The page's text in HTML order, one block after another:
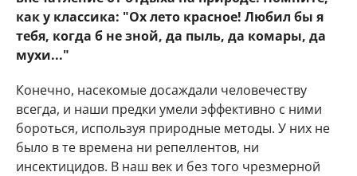
как у классика: "Ох лето красное! Любил бы я
тебя, когда б не зной, да пыль, да комары, да
мухи..."
Конечно, насекомые досаждали человечеству
всегда, и наши предки умели эффективно с ними
бороться, используя природные методы. У них не
было в те времена ни репеллентов, ни
инсектицидов. В наш век и без того чрезмерной